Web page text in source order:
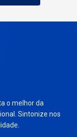
o melhor da
Sintonize nos